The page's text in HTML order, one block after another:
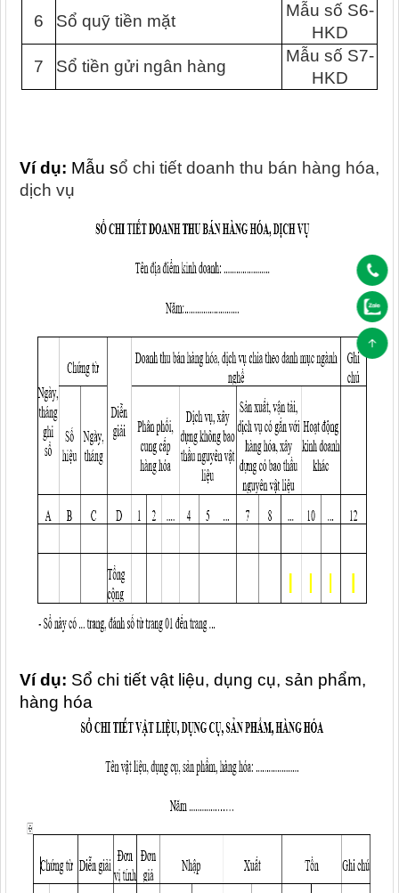
6 Sổ quỹ tiền mặt
Mẫu số S6-
HKD
7
Sổ tiền gửi ngân hàng
Mẫu số S7-
HKD
Ví dụ: Mẫu sổ chi tiết doanh thu bán hàng hóa,
dịch vụ
Ví dụ: Sổ chi tiết vật liệu, dụng cụ, sản phẩm,
hàng hóa